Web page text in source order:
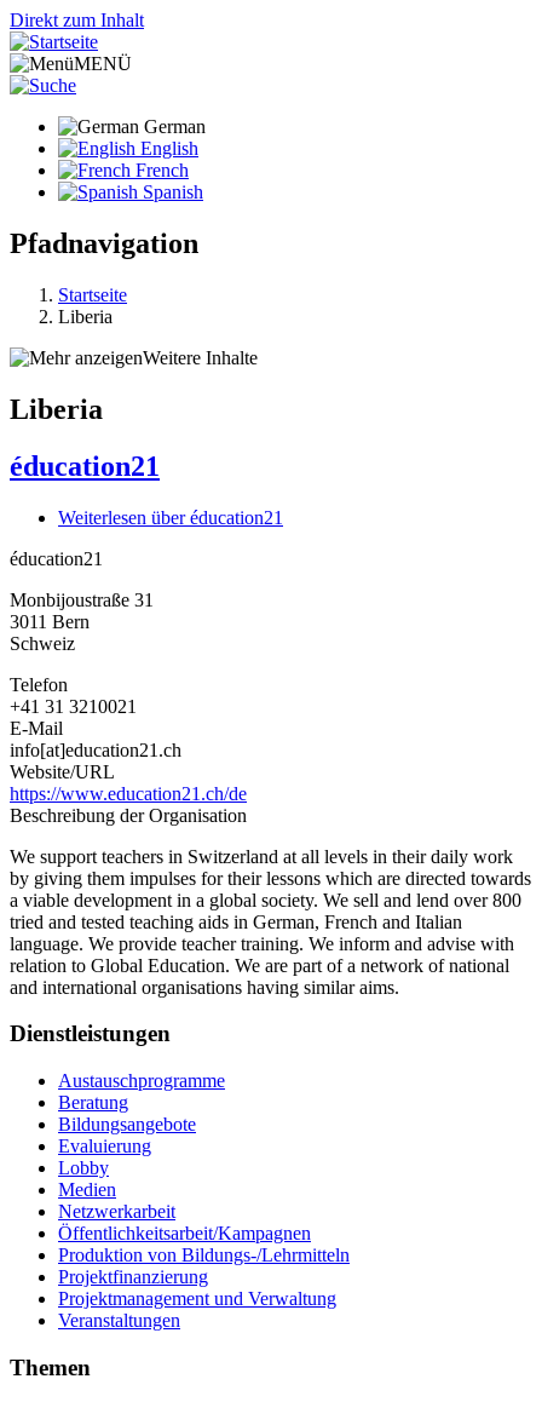
Direkt zum Inhalt
MENÜ
German
English
French
Spanish
Pfadnavigation
Startseite
Liberia
Weitere Inhalte
Liberia
éducation21
Weiterlesen über éducation21
éducation21
Monbijoustraße 31
3011 Bern
Schweiz
Telefon
+41 31 3210021
E-Mail
info[at]education21.ch
Website/URL
https://www.education21.ch/de
Beschreibung der Organisation
We support teachers in Switzerland at all levels in their daily work
by giving them impulses for their lessons which are directed towards
a viable development in a global society. We sell and lend over 800
tried and tested teaching aids in German, French and Italian
language. We provide teacher training. We inform and advise with
relation to Global Education. We are part of a network of national
and international organisations having similar aims.
Dienstleistungen
Austauschprogramme
Beratung
Bildungsangebote
Evaluierung
Lobby
Medien
Netzwerkarbeit
Öffentlichkeitsarbeit/Kampagnen
Produktion von Bildungs-/Lehrmitteln
Projektfinanzierung
Projektmanagement und Verwaltung
Veranstaltungen
Themen